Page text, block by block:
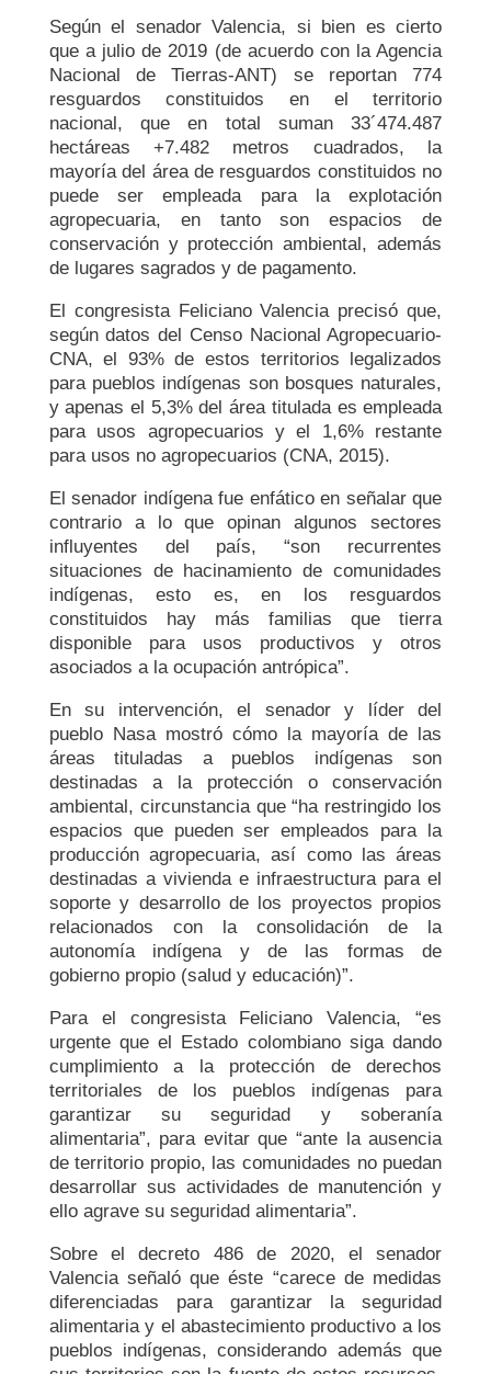
Según el senador Valencia, si bien es cierto
que a julio de 2019 (de acuerdo con la Agencia
Nacional de Tierras-ANT) se reportan 774
resguardos constituidos en el territorio
nacional, que en total suman 33´474.487
hectáreas +7.482 metros cuadrados, la
mayoría del área de resguardos constituidos no
puede ser empleada para la explotación
agropecuaria, en tanto son espacios de
conservación y protección ambiental, además
de lugares sagrados y de pagamento.
El congresista Feliciano Valencia precisó que,
según datos del Censo Nacional Agropecuario-
CNA, el 93% de estos territorios legalizados
para pueblos indígenas son bosques naturales,
y apenas el 5,3% del área titulada es empleada
para usos agropecuarios y el 1,6% restante
para usos no agropecuarios (CNA, 2015).
El senador indígena fue enfático en señalar que
contrario a lo que opinan algunos sectores
influyentes del país, “son recurrentes
situaciones de hacinamiento de comunidades
indígenas, esto es, en los resguardos
constituidos hay más familias que tierra
disponible para usos productivos y otros
asociados a la ocupación antrópica”.
En su intervención, el senador y líder del
pueblo Nasa mostró cómo la mayoría de las
áreas tituladas a pueblos indígenas son
destinadas a la protección o conservación
ambiental, circunstancia que “ha restringido los
espacios que pueden ser empleados para la
producción agropecuaria, así como las áreas
destinadas a vivienda e infraestructura para el
soporte y desarrollo de los proyectos propios
relacionados con la consolidación de la
autonomía indígena y de las formas de
gobierno propio (salud y educación)”.
Para el congresista Feliciano Valencia, “es
urgente que el Estado colombiano siga dando
cumplimiento a la protección de derechos
territoriales de los pueblos indígenas para
garantizar su seguridad y soberanía
alimentaria”, para evitar que “ante la ausencia
de territorio propio, las comunidades no puedan
desarrollar sus actividades de manutención y
ello agrave su seguridad alimentaria”.
Sobre el decreto 486 de 2020, el senador
Valencia señaló que éste “carece de medidas
diferenciadas para garantizar la seguridad
alimentaria y el abastecimiento productivo a los
pueblos indígenas, considerando además que